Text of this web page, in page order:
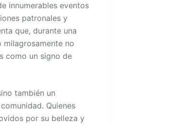
innumerables eventos
patronales y
que, durante una
no
como un signo de
también un
Quienes
por su belleza y